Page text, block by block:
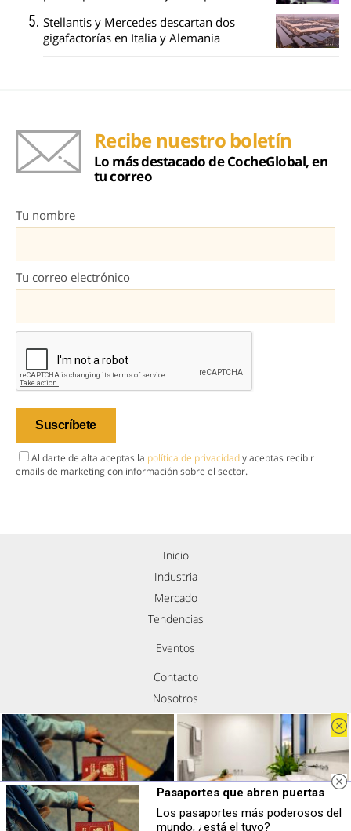
Stellantis y Mercedes descartan dos
gigafactorías en Italia y Alemania
Recibe nuestro boletín
Lo más destacado de CocheGlobal, en
tu correo
Tu nombre
Tu correo electrónico
Al darte de alta aceptas la política de privacidady aceptas recibir
emails de marketing con información sobre el sector.
Inicio
Industria
Mercado
Tendencias
Eventos
Contacto
Nosotros
Política de privacidad
Aviso legal
Política de cookies
Síguenos
Pasaportes que abren puertas El truco contra la cal
Pasaportes que abren puertas
Los pasaportes más poderosos del
mundo, ¿está el tuyo?